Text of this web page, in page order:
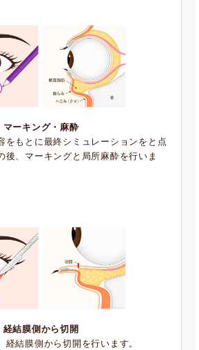
マーキング・麻酔
をもとに最終シミュレーションをと点
後、マーキングと局所麻酔を行いま
経結膜側から切開
経結膜側から切開を行います。